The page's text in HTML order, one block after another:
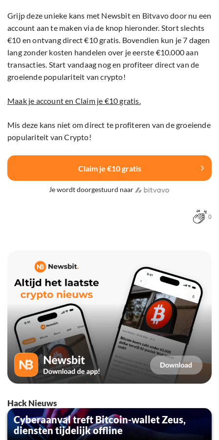
Grijp deze unieke kans met Newsbit en Bitvavo door nu een
account aan te maken via de knop hieronder. Stort slechts
€10 en ontvang direct €10 gratis. Bovendien kun je 7 dagen
lang zonder kosten handelen over je eerste €10.000 aan
transacties. Start vandaag nog en profiteer direct van de
groeiende populariteit van crypto!
Maak je account en Claim je €10 gratis.
Mis deze kans niet om direct te profiteren van de groeiende
populariteit van Crypto!
Claim je €10 gratis
Je wordt doorgestuurd naar
0
Hack Nieuws
Cyberaanval treft Bitcoin-wallet Zeus,
diensten tijdelijk offline